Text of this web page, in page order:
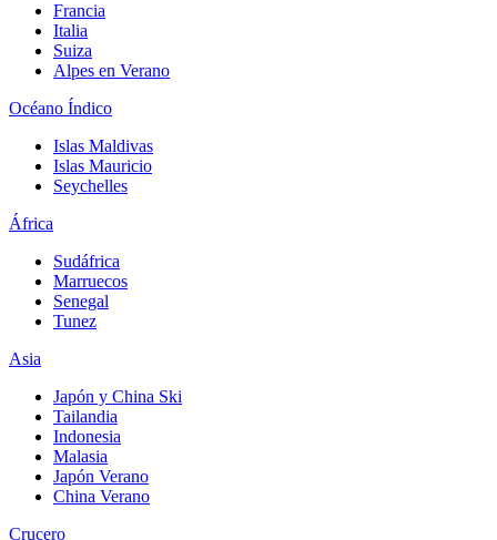
Francia
Italia
Suiza
Alpes en Verano
Océano Índico
Islas Maldivas
Islas Mauricio
Seychelles
África
Sudáfrica
Marruecos
Senegal
Tunez
Asia
Japón y China Ski
Tailandia
Indonesia
Malasia
Japón Verano
China Verano
Crucero